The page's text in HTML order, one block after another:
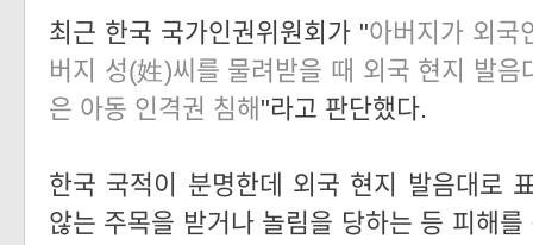
최근 한국 국가인권위원회가 "아버지가 외국
버지 성(姓)씨를 물려받을 때 외국 현지 발음
은 아동 인격권 침해 "라고 판단했다.
한국 국적이 분명한데 외국 현지 발음대로
않는 주목을 받거나 놀림을 당하는 등 피해